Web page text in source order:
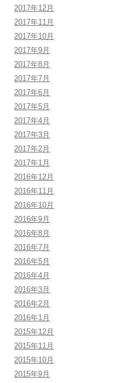
2017年12月
2017年11月
2017年10月
2017年9月
2017年8月
2017年7月
2017年6月
2017年5月
2017年4月
2017年3月
2017年2月
2017年1月
2016年12月
2016年11月
2016年10月
2016年9月
2016年8月
2016年7月
2016年5月
2016年4月
2016年3月
2016年2月
2016年1月
2015年12月
2015年11月
2015年10月
2015年9月